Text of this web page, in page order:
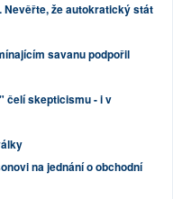
že autokratický stát
savanu podpořil
čelí skepticismu - i v
na jednání o obchodní